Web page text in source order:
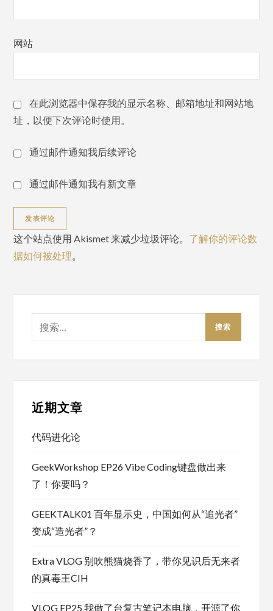
网站
在此浏览器中保存我的显示名称、邮箱地址和网站地
址，以便下次评论时使用。
通过邮件通知我后续评论
通过邮件通知我有新文章
这个站点使用 Akismet 来减少垃圾评论。 了解你的评论数
据如何被处理。
搜
索：
近期文章
代码进化论
GeekWorkshop EP26 Vibe Coding键盘做出来
了！你要吗？
GEEKTALK01 百年显示史，中国如何从“追光者”
变成“造光者”？
Extra VLOG 别吹熊猫烧香了，带你见识后无来者
的真毒王CIH
VLOG EP25 我做了台复古笔记本电脑，开源了你